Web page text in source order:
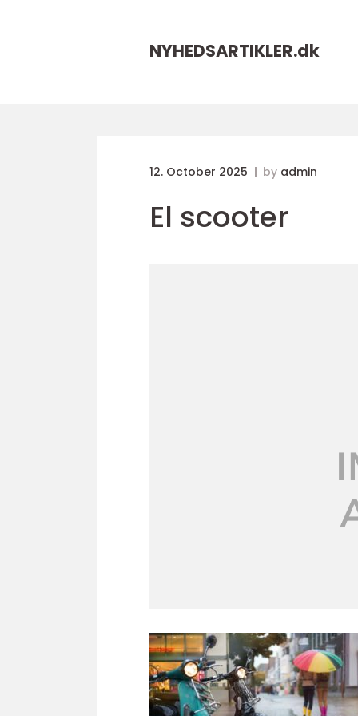
NYHEDSARTIKLER.dk
12. October 2025 by admin
El scooter